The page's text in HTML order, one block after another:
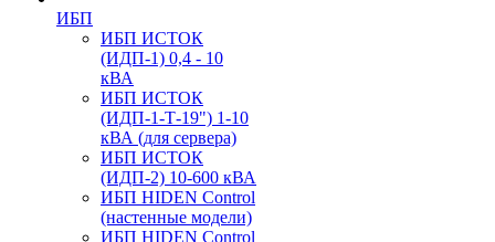
ИБП
ИБП ИСТОК
(ИДП-1) 0,4 - 10
кВА
ИБП ИСТОК
(ИДП-1-Т-19") 1-10
кВА (для сервера)
ИБП ИСТОК
(ИДП-2) 10-600 кВА
ИБП HIDEN Control
(настенные модели)
ИБП HIDEN Control